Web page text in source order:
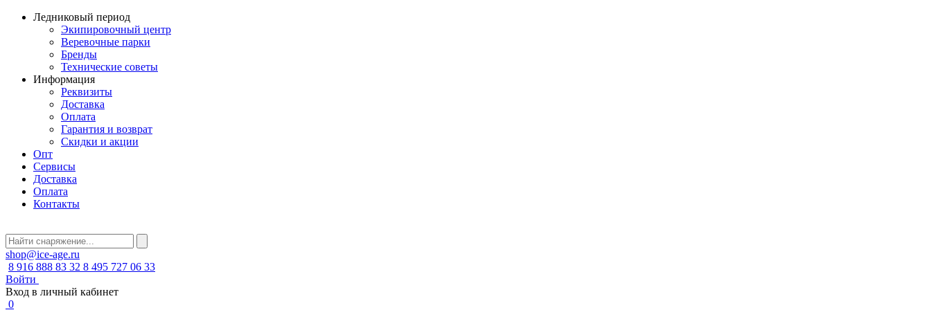
Ледниковый период
Экипировочный центр
Веревочные парки
Бренды
Технические советы
Информация
Реквизиты
Доставка
Оплата
Гарантия и возврат
Скидки и акции
Опт
Сервисы
Доставка
Оплата
Контакты
shop@ice-age.ru
8 916 888 83 32 8 495 727 06 33
Войти
Вход в личный кабинет
0